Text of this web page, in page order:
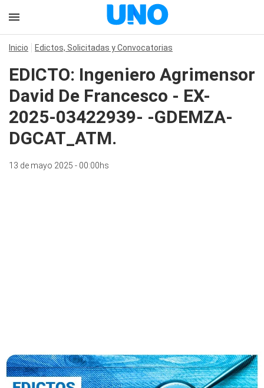
Inicio Edictos, Solicitadas y Convocatorias
EDICTO: Ingeniero Agrimensor
David De Francesco - EX-
2025-03422939- -GDEMZA-
DGCAT_ATM.
13 de mayo 2025 - 00:00hs